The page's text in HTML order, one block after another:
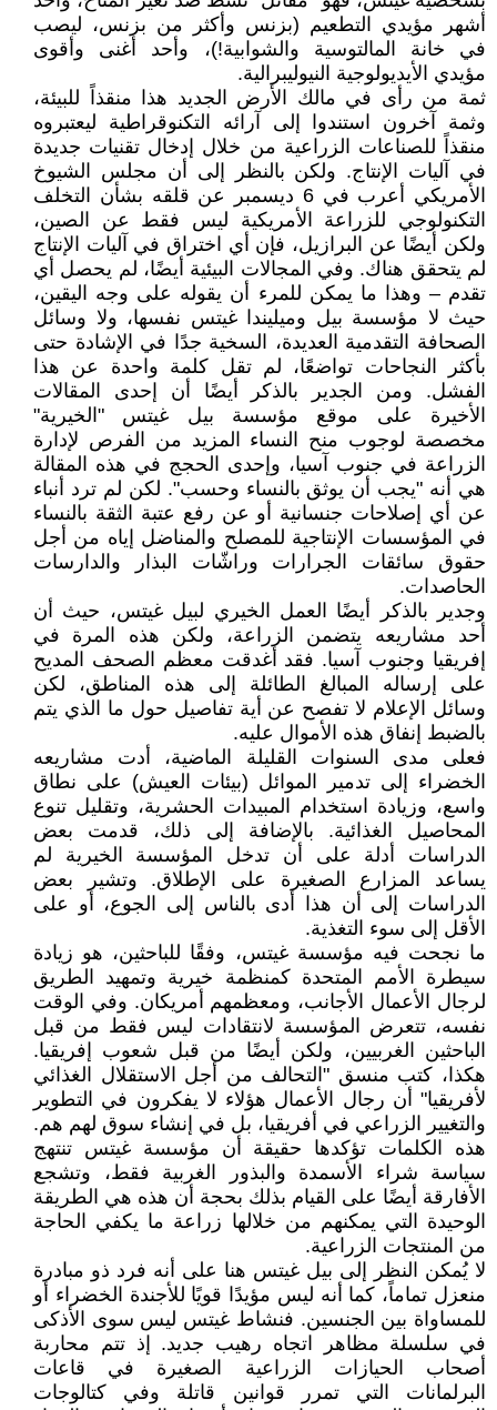
أشهر مؤيدي التطعيم (بزنس وأكثر من بزنس، ليصب
في خانة المالتوسية والشوابية!)، وأحد أغنى وأقوى
مؤيدي الأيديولوجية النيوليبرالية.
ثمة من رأى في مالك الأرض الجديد هذا منقذاً للبيئة،
وثمة آخرون استندوا إلى آرائه التكنوقراطية ليعتبروه
منقذاً للصناعات الزراعية من خلال إدخال تقنيات جديدة
في آليات الإنتاج. ولكن بالنظر إلى أن مجلس الشيوخ
الأمريكي أعرب في 6 ديسمبر عن قلقه بشأن التخلف
التكنولوجي للزراعة الأمريكية ليس فقط عن الصين،
ولكن أيضًا عن البرازيل، فإن أي اختراق في آليات الإنتاج
لم يتحقق هناك. وفي المجالات البيئية أيضًا، لم يحصل أي
تقدم – وهذا ما يمكن للمرء أن يقوله على وجه اليقين،
حيث لا مؤسسة بيل وميليندا غيتس نفسها، ولا وسائل
الصحافة التقدمية العديدة، السخية جدًا في الإشادة حتى
بأكثر النجاحات تواضعًا، لم تقل كلمة واحدة عن هذا
الفشل. ومن الجدير بالذكر أيضًا أن إحدى المقالات
الأخيرة على موقع مؤسسة بيل غيتس "الخيرية"
مخصصة لوجوب منح النساء المزيد من الفرص لإدارة
الزراعة في جنوب آسيا، وإحدى الحجج في هذه المقالة
هي أنه "يجب أن يوثق بالنساء وحسب". لكن لم ترد أنباء
عن أي إصلاحات جنسانية أو عن رفع عتبة الثقة بالنساء
في المؤسسات الإنتاجية للمصلح والمناضل إياه من أجل
حقوق سائقات الجرارات وراشّات البذار والدارسات
الحاصدات.
وجدير بالذكر أيضًا العمل الخيري لبيل غيتس، حيث أن
أحد مشاريعه يتضمن الزراعة، ولكن هذه المرة في
إفريقيا وجنوب آسيا. فقد أغدقت معظم الصحف المديح
على إرساله المبالغ الطائلة إلى هذه المناطق، لكن
وسائل الإعلام لا تفصح عن أية تفاصيل حول ما الذي يتم
بالضبط إنفاق هذه الأموال عليه.
فعلى مدى السنوات القليلة الماضية، أدت مشاريعه
الخضراء إلى تدمير الموائل (بيئات العيش) على نطاق
واسع، وزيادة استخدام المبيدات الحشرية، وتقليل تنوع
المحاصيل الغذائية. بالإضافة إلى ذلك، قدمت بعض
الدراسات أدلة على أن تدخل المؤسسة الخيرية لم
يساعد المزارع الصغيرة على الإطلاق. وتشير بعض
الدراسات إلى أن هذا أدى بالناس إلى الجوع، أو على
الأقل إلى سوء التغذية.
ما نجحت فيه مؤسسة غيتس، وفقًا للباحثين، هو زيادة
سيطرة الأمم المتحدة كمنظمة خيرية وتمهيد الطريق
لرجال الأعمال الأجانب، ومعظمهم أمريكان. وفي الوقت
نفسه، تتعرض المؤسسة لانتقادات ليس فقط من قبل
الباحثين الغربيين، ولكن أيضًا من قبل شعوب إفريقيا.
هكذا، كتب منسق "التحالف من أجل الاستقلال الغذائي
لأفريقيا" أن رجال الأعمال هؤلاء لا يفكرون في التطوير
والتغيير الزراعي في أفريقيا، بل في إنشاء سوق لهم هم.
هذه الكلمات تؤكدها حقيقة أن مؤسسة غيتس تنتهج
سياسة شراء الأسمدة والبذور الغربية فقط، وتشجع
الأفارقة أيضًا على القيام بذلك بحجة أن هذه هي الطريقة
الوحيدة التي يمكنهم من خلالها زراعة ما يكفي الحاجة
من المنتجات الزراعية.
لا يُمكن النظر إلى بيل غيتس هنا على أنه فرد ذو مبادرة
منعزل تماماً، كما أنه ليس مؤيدًا قويًا للأجندة الخضراء أو
للمساواة بين الجنسين. فنشاط غيتس ليس سوى الأذكى
في سلسلة مظاهر اتجاه رهيب جديد. إذ تتم محاربة
أصحاب الحيازات الزراعية الصغيرة في قاعات
البرلمانات التي تمرر قوانين قاتلة وفي كتالوجات